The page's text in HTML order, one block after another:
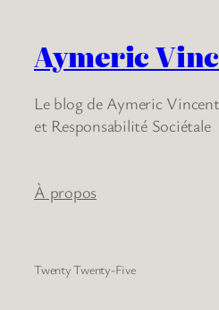
Aymeric
Le blog de Aymeric
et Responsabilité Sociétale
À propos
Twenty Twenty-Five